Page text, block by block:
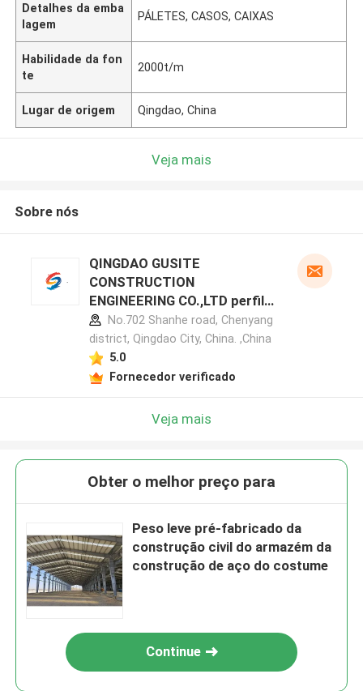
Detalhes da emba
lagem
PÁLETES, CASOS, CAIXAS
Habilidade da fon
te
2000t/m
Lugar de origem Qingdao, China
Veja mais
Sobre nós
QINGDAO GUSITE
CONSTRUCTION
ENGINEERING CO.,LTD perfil
do fabricante
No.702 Shanhe road, Chenyang
district, Qingdao City, China. ,China
5.0
Fornecedor verificado
Veja mais
Obter o melhor preço para
Peso leve pré-fabricado da
construção civil do armazém da
construção de aço do costume
Continue